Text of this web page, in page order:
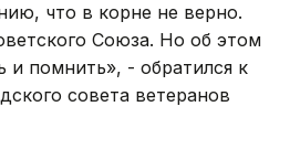
что в корне не верно.
Союза. Но об этом
помнить», - обратился к
совета ветеранов